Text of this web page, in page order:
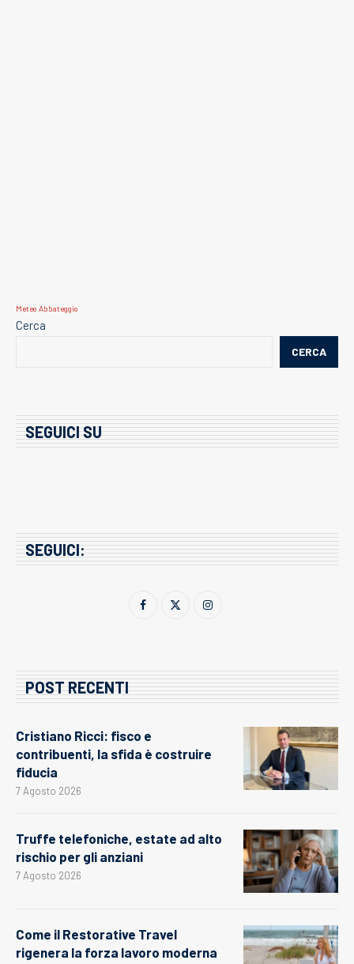
Meteo Abbateggio
Cerca
CERCA
SEGUICI SU
SEGUICI:
POST RECENTI
Cristiano Ricci: fisco e
contribuenti, la sfida è costruire
fiducia
7 Agosto 2026
Truffe telefoniche, estate ad alto
rischio per gli anziani
7 Agosto 2026
Come il Restorative Travel
rigenera la forza lavoro moderna